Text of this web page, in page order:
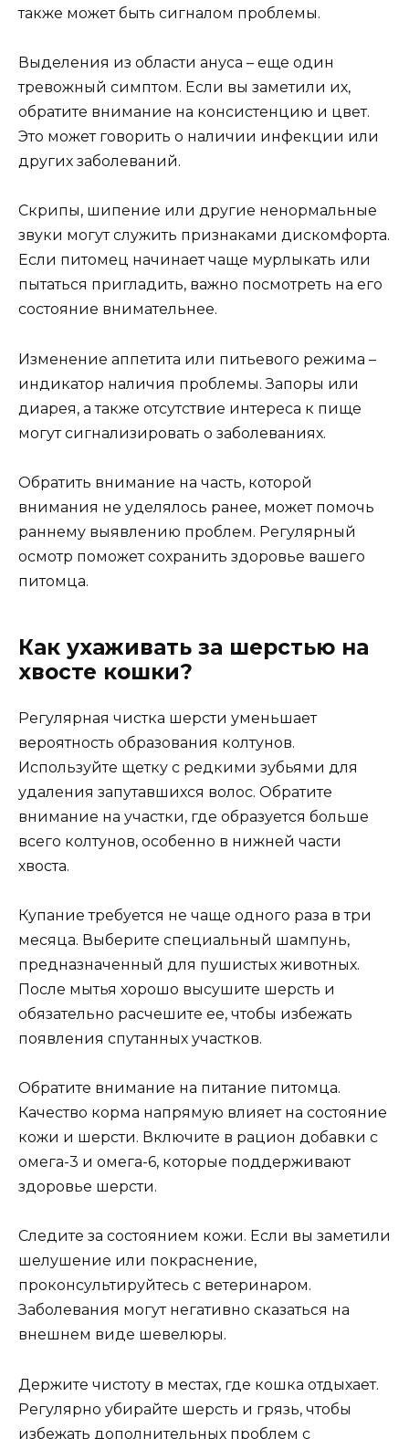
также может быть сигналом проблемы.
Выделения из области ануса – еще один
тревожный симптом. Если вы заметили их,
обратите внимание на консистенцию и цвет.
Это может говорить о наличии инфекции или
других заболеваний.
Скрипы, шипение или другие ненормальные
звуки могут служить признаками дискомфорта.
Если питомец начинает чаще мурлыкать или
пытаться пригладить, важно посмотреть на его
состояние внимательнее.
Изменение аппетита или питьевого режима –
индикатор наличия проблемы. Запоры или
диарея, а также отсутствие интереса к пище
могут сигнализировать о заболеваниях.
Обратить внимание на часть, которой
внимания не уделялось ранее, может помочь
раннему выявлению проблем. Регулярный
осмотр поможет сохранить здоровье вашего
питомца.
Как ухаживать за шерстью на
хвосте кошки?
Регулярная чистка шерсти уменьшает
вероятность образования колтунов.
Используйте щетку с редкими зубьями для
удаления запутавшихся волос. Обратите
внимание на участки, где образуется больше
всего колтунов, особенно в нижней части
хвоста.
Купание требуется не чаще одного раза в три
месяца. Выберите специальный шампунь,
предназначенный для пушистых животных.
После мытья хорошо высушите шерсть и
обязательно расчешите ее, чтобы избежать
появления спутанных участков.
Обратите внимание на питание питомца.
Качество корма напрямую влияет на состояние
кожи и шерсти. Включите в рацион добавки с
омега-3 и омега-6, которые поддерживают
здоровье шерсти.
Следите за состоянием кожи. Если вы заметили
шелушение или покраснение,
проконсультируйтесь с ветеринаром.
Заболевания могут негативно сказаться на
внешнем виде шевелюры.
Держите чистоту в местах, где кошка отдыхает.
Регулярно убирайте шерсть и грязь, чтобы
избежать дополнительных проблем с